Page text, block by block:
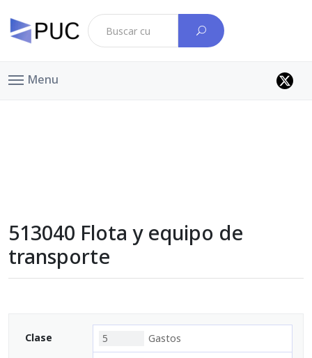
Menu
513040 Flota y equipo de
transporte
Clase 5 Gastos